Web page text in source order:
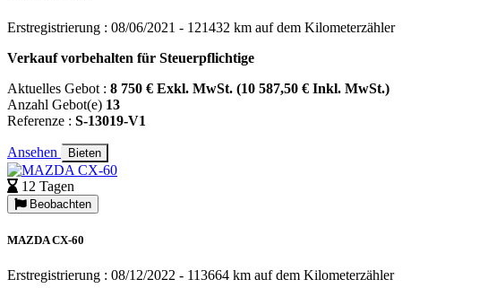
Erstregistrierung : 08/06/2021 - 121432 km auf dem Kilometerzähler
Verkauf vorbehalten für Steuerpflichtige
Aktuelles Gebot : 8 750 € Exkl. MwSt. (10 587,50 € Inkl. MwSt.)
Anzahl Gebot(e) 13
Referenze : S-13019-V1
Ansehen Bieten
12 Tagen
Beobachten
MAZDA CX-60
Erstregistrierung : 08/12/2022 - 113664 km auf dem Kilometerzähler